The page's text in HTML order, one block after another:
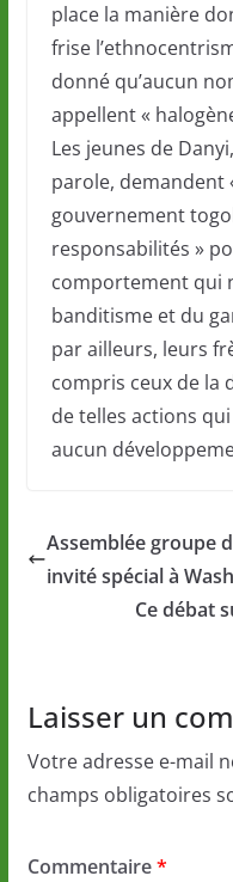
place la manière
frise
donné qu’aucun
appellent «
Les jeunes de
parole, demandent
gouvernement
responsabilités »
comportement qui
banditisme et du
par ailleurs, leurs
compris ceux de la
de telles actions
aucun
Assemblée groupe
invité spécial à
Ce débat
Laisser un
Votre adresse e-mail
champs obligatoires
Commentaire*